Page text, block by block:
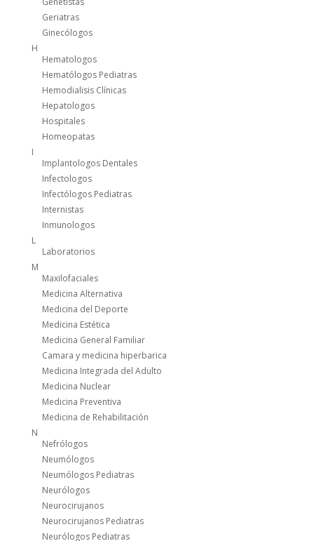
Geriatras
Ginecólogos
H
Hematologos
Hematólogos Pediatras
Hemodialisis Clínicas
Hepatologos
Hospitales
Homeopatas
I
Implantologos Dentales
Infectologos
Infectólogos Pediatras
Internistas
Inmunologos
L
Laboratorios
M
Maxilofaciales
Medicina Alternativa
Medicina del Deporte
Medicina Estética
Medicina General Familiar
Camara y medicina hiperbarica
Medicina Integrada del Adulto
Medicina Nuclear
Medicina Preventiva
Medicina de Rehabilitación
N
Nefrólogos
Neumólogos
Neumólogos Pediatras
Neurólogos
Neurocirujanos
Neurocirujanos Pediatras
Neurólogos Pediatras